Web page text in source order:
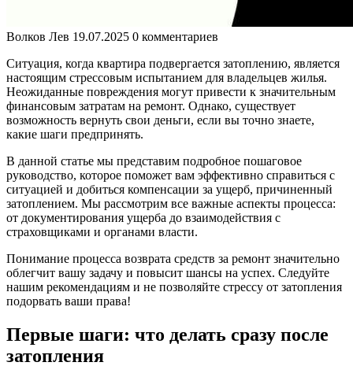
Волков Лев 19.07.2025 0 комментариев
Ситуация, когда квартира подвергается затоплению, является
настоящим стрессовым испытанием для владельцев жилья.
Неожиданные повреждения могут привести к значительным
финансовым затратам на ремонт. Однако, существует
возможность вернуть свои деньги, если вы точно знаете,
какие шаги предпринять.
В данной статье мы представим подробное пошаговое
руководство, которое поможет вам эффективно справиться с
ситуацией и добиться компенсации за ущерб, причиненный
затоплением. Мы рассмотрим все важные аспекты процесса:
от документирования ущерба до взаимодействия с
страховщиками и органами власти.
Понимание процесса возврата средств за ремонт значительно
облегчит вашу задачу и повысит шансы на успех. Следуйте
нашим рекомендациям и не позволяйте стрессу от затопления
подорвать ваши права!
Первые шаги: что делать сразу после
затопления